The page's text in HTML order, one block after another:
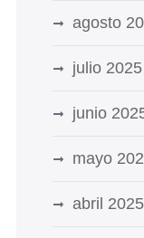
agosto
julio 2025
junio
mayo
abril 2025